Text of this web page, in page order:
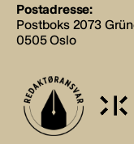
Postadresse:
Postboks 2073
0505 Oslo